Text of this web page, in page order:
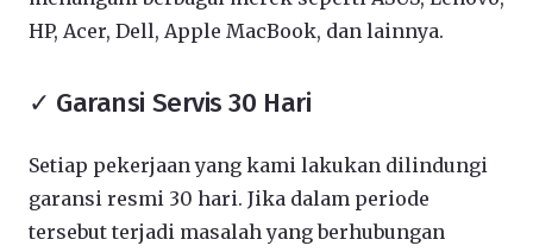
HP, Acer, Dell, Apple MacBook, dan lainnya.
✓ Garansi Servis 30 Hari
Setiap pekerjaan yang kami lakukan dilindungi
garansi resmi 30 hari. Jika dalam periode
tersebut terjadi masalah yang berhubungan